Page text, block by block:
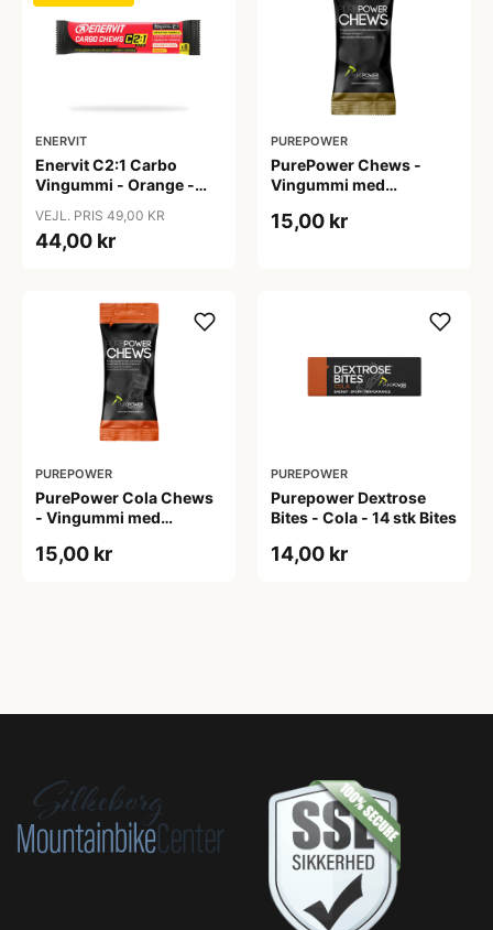
ENERVIT
Enervit C2:1 Carbo
Vingummi - Orange -
VEJL. PRIS 49,00 KR
44,00 kr
PUREPOWER
PurePower Chews -
Vingummi med
15,00 kr
PUREPOWER
PurePower Cola Chews
- Vingummi med
15,00 kr
PUREPOWER
Purepower Dextrose
Bites - Cola - 14 stk Bites
14,00 kr